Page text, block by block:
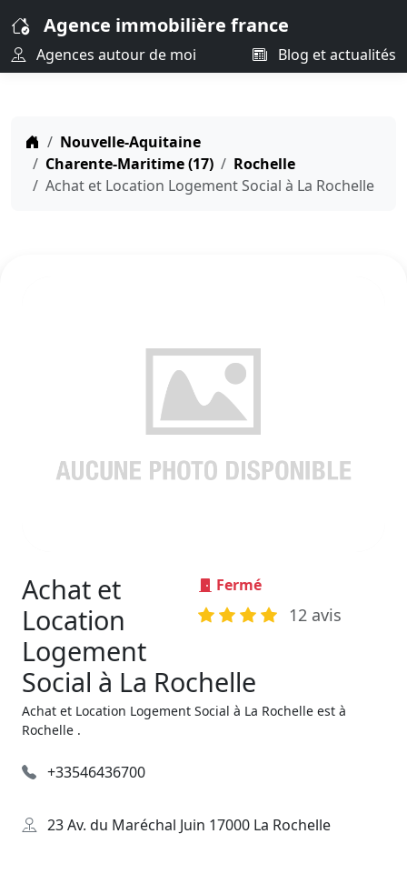
Agence immobilière france
Agences autour de moi Blog et actualités
Nouvelle-Aquitaine
Charente-Maritime (17)
Rochelle
Achat et Location Logement Social à La Rochelle
Fermé
12 avis
Achat et
Location
Logement
Social à La Rochelle
Achat et Location Logement Social à La Rochelle est à
Rochelle .
+33546436700
23 Av. du Maréchal Juin 17000 La Rochelle